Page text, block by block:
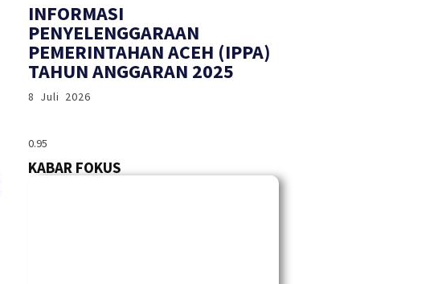
INFORMASI
PENYELENGGARAAN
PEMERINTAHAN ACEH (IPPA)
TAHUN ANGGARAN 2025
8 Juli 2026
KABAR FOKUS